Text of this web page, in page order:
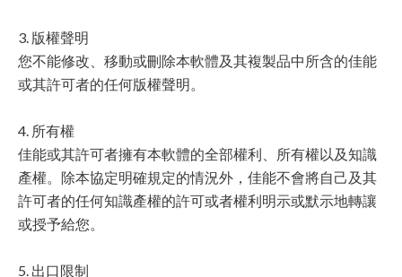
3. 版權聲明
您不能修改、移動或刪除本軟體及其複製品中所含的佳能
或其許可者的任何版權聲明。
4. 所有權
佳能或其許可者擁有本軟體的全部權利、所有權以及知識
產權。除本協定明確規定的情況外，佳能不會將自己及其
許可者的任何知識產權的許可或者權利明示或默示地轉讓
或授予給您。
5. 出口限制